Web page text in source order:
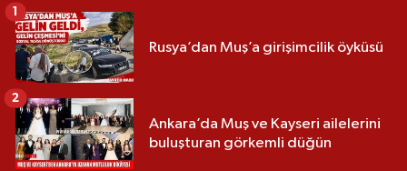
Rusya’dan Muş’a girişimcilik öyküsü
1
Ankara’da Muş ve Kayseri ailelerini
buluşturan görkemli düğün
2